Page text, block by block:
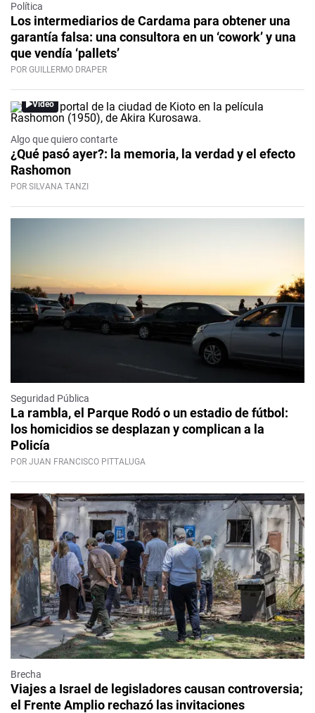
Política
Los intermediarios de Cardama para obtener una
garantía falsa: una consultora en un ‘cowork’ y una
que vendía ‘pallets’
POR GUILLERMO DRAPER
Video
Algo que quiero contarte
¿Qué pasó ayer?: la memoria, la verdad y el efecto
Rashomon
POR SILVANA TANZI
Seguridad Pública
La rambla, el Parque Rodó o un estadio de fútbol:
los homicidios se desplazan y complican a la
Policía
POR JUAN FRANCISCO PITTALUGA
Brecha
Viajes a Israel de legisladores causan controversia;
el Frente Amplio rechazó las invitaciones